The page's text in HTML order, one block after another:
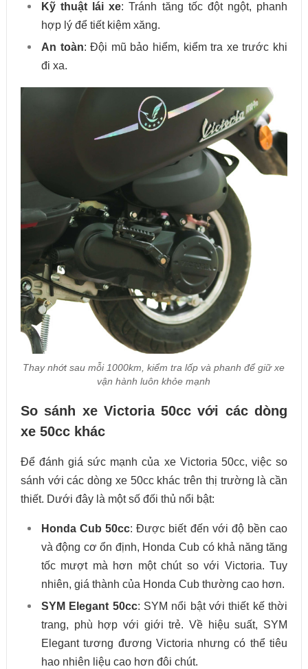
Kỹ thuật lái xe: Tránh tăng tốc đột ngột, phanh
hợp lý để tiết kiệm xăng.
An toàn: Đội mũ bảo hiểm, kiểm tra xe trước khi
đi xa.
Thay nhớt sau mỗi 1000km, kiểm tra lốp và phanh để giữ xe
vận hành luôn khỏe mạnh
So sánh xe Victoria 50cc với các dòng
xe 50cc khác
Để đánh giá sức mạnh của xe Victoria 50cc, việc so
sánh với các dòng xe 50cc khác trên thị trường là cần
thiết. Dưới đây là một số đối thủ nổi bật:
Honda Cub 50cc: Được biết đến với độ bền cao
và động cơ ổn định, Honda Cub có khả năng tăng
tốc mượt mà hơn một chút so với Victoria. Tuy
nhiên, giá thành của Honda Cub thường cao hơn.
SYM Elegant 50cc: SYM nổi bật với thiết kế thời
trang, phù hợp với giới trẻ. Về hiệu suất, SYM
Elegant tương đương Victoria nhưng có thể tiêu
hao nhiên liệu cao hơn đôi chút.